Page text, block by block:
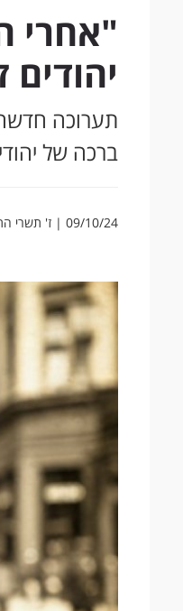
"אחרי
תערוכה
ברכה של
09/10/24 | ז' תשרי התשפ"ה